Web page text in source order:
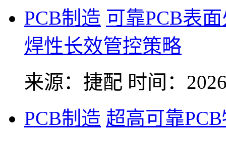
PCB制造 可靠PCB表
焊性长效管控策略
来源：捷配 时间：
PCB制造 超高可靠